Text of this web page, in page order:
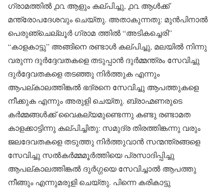
ഗ്രാമത്തിൽ ൧൨ ആളും കല്പിച്ചു, ൧൨ ആൾക്ക്
മന്ത്രോപദേശവും ചെയ്തു. അതാകുന്നതു: മുൻപിനാൽ
പെരുഞ്ചെല്ലൂർ ഗ്രാമ ത്തിൽ “അടികച്ചെരി”
“കാളകാട്ടു” അങ്ങിനെ രണ്ടാൾ കല്പിച്ചു, മലയിൽ നിന്നു
വരുന്ന ദുർദ്ദേവതകളെ തടുപ്പാൻ ദുർമ്മന്ത്രം സേവിച്ചു
ദുർദ്ദേവതകളെ തടഞ്ഞു നിർത്തുക എന്നും
ആപല്കാലത്തിങ്കൽ ഭദ്രനെ സേവിച്ചു ആപത്തുകളെ
നീക്കുക എന്നും അരുളി ചെയ്തു. ബ്രാഹ്മണരുടെ
കർമ്മങ്ങൾക്ക് വൈകല്യമുണ്ടെന്നു കണ്ടു രണ്ടാമത
കാളക്കാട്ടിന്നു കല്പിച്ചിതു: സമുദ്ര തിരത്തിങ്കന്നു വരും
ജലദേവതകളെ തടുത്തു നിർത്തുവാൻ സന്മന്ത്രങ്ങളെ
സേവിച്ചു സൽകർമ്മമൂർത്തിയെ പ്രസാദിപ്പിച്ചു
ആപല്കാലത്തിങ്കൽ ദുർഗ്ഗയെ സേവിച്ചാൽ ആപത്തു
നീങ്ങും എന്നുമരുളി ചെയ്തു. പിന്നെ കരികാട്ടു